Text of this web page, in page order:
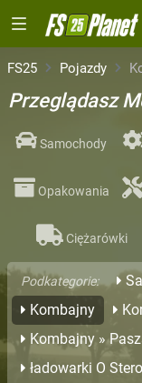
FS25 Pojazdy
Przeglądasz
Samochody
Opakowania
Ciężarówki
Podkategorie:
Kombajny
Kombajny »
ładowarki O